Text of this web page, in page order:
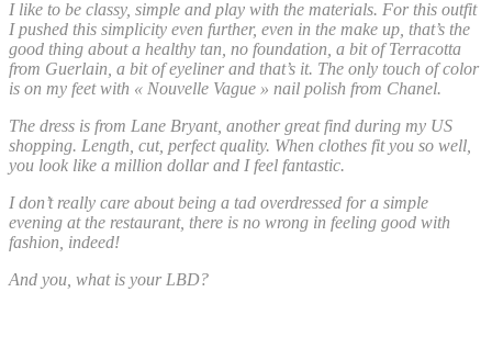
I like to be classy, simple and play with the materials. For this outfit
I pushed this simplicity even further, even in the make up, that’s the
good thing about a healthy tan, no foundation, a bit of Terracotta
from Guerlain, a bit of eyeliner and that’s it. The only touch of color
is on my feet with « Nouvelle Vague » nail polish from Chanel.
The dress is from Lane Bryant, another great find during my US
shopping. Length, cut, perfect quality. When clothes fit you so well,
you look like a million dollar and I feel fantastic.
I don’t really care about being a tad overdressed for a simple
evening at the restaurant, there is no wrong in feeling good with
fashion, indeed!
And you, what is your LBD?